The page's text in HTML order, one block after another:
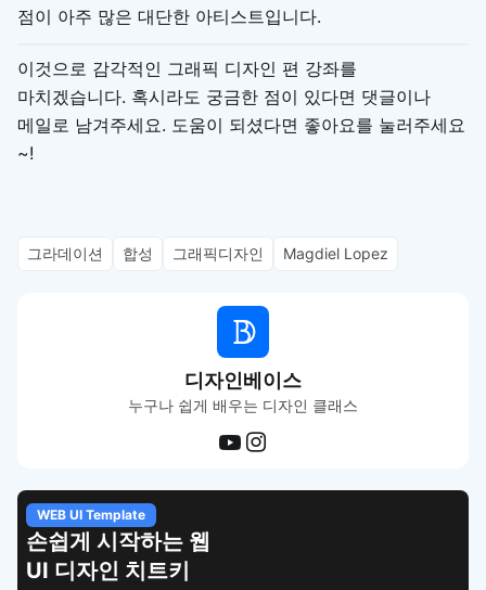
점이 아주 많은 대단한 아티스트입니다.
이것으로 감각적인 그래픽 디자인 편 강좌를
마치겠습니다. 혹시라도 궁금한 점이 있다면 댓글이나
메일로 남겨주세요. 도움이 되셨다면 좋아요를 눌러주세요
~!
그라데이션 합성 그래픽디자인 Magdiel Lopez
디자인베이스
누구나 쉽게 배우는 디자인 클래스
WEB UI Template
손쉽게 시작하는 웹
UI 디자인 치트키